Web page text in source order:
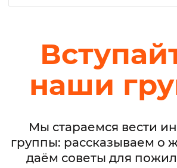
наши
Мы стараемся вести
группы: рассказываем о
даём советы для